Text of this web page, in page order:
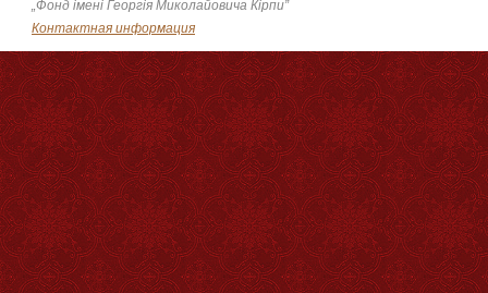
„Фонд імені Георгія Миколайовича Кірпи”
Контактная информация